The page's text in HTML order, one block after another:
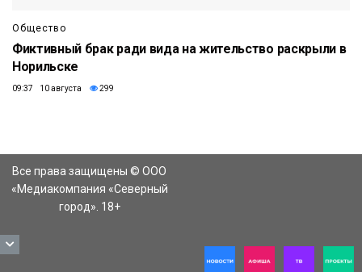
Общество
Фиктивный брак ради вида на жительство раскрыли в
Норильске
09:37 10 августа 299
Все права защищены © ООО
«Медиакомпания «Северный
город». 18+